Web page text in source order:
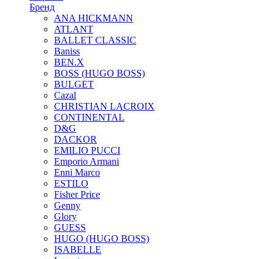
Бренд
ANA HICKMANN
ATLANT
BALLET CLASSIC
Baniss
BEN.X
BOSS (HUGO BOSS)
BULGET
Cazal
CHRISTIAN LACROIX
CONTINENTAL
D&G
DACKOR
EMILIO PUCCI
Emporio Armani
Enni Marco
ESTILO
Fisher Price
Genny
Glory
GUESS
HUGO (HUGO BOSS)
ISABELLE